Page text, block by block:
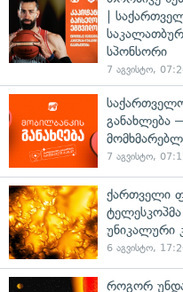
|
სპონსორი
7 აგვისტო,
განახლება
7 აგვისტო,
ქართველი
უნიკალური
6 აგვისტო,
როგორ